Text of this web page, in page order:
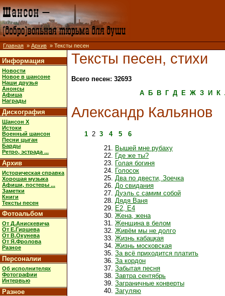
Главная » Архив » Тексты песен
Информация
Новости
Новое в шансоне
Наши друзья
Анонсы
Афиша
Награды
Дискография
Шансон X
Истоки
Военный шансон
Песни цыган
Барды
Ретро, эстрада ...
Архив
Историческая справка
Хорошая музыка
Афиши, постеры ...
Заметки
Книги
Тексты песен
Фотоальбом
От Д.Анискевича
От Е.Гиршева
От В.Окунева
От Я.Фролова
Разное
Персоналии
Об исполнителях
Фотографии
Интервью
Разное
Тексты песен, стихи
Всего песен: 32693
А
Б В Г Д Е Ж З И К
Александр Кальянов
1 2 3 4 5
6
Вышей мне рубаху
Где же ты?
Голая богиня
Голосок
Два по двести, Зоечка
До свидания
Дуэль с самим собой
Дядя Ваня
Е2, Е4
Жена, жена
Женщина в белом
Живём мы не долго
Жизнь кабацкая
Жизнь московская
За всё приходится платить
За кордон
Забытая песня
Завтра сентябрь
Заграничные конверты
Загуляю